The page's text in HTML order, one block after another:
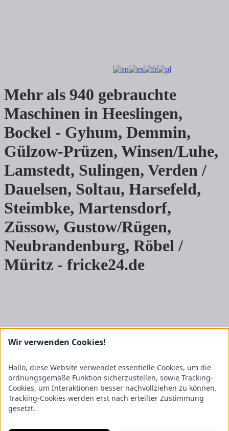
Mehr als 940 gebrauchte
Maschinen in Heeslingen,
Bockel - Gyhum, Demmin,
Gülzow-Prüzen, Winsen/Luhe,
Lamstedt, Sulingen, Verden /
Dauelsen, Soltau, Harsefeld,
Steimbke, Martensdorf,
Züssow, Gustow/Rügen,
Neubrandenburg, Röbel /
Müritz - fricke24.de
Kategorie
Wir verwenden Cookies!
Hallo, diese Website verwendet essentielle Cookies, um die
ordnungsgemäße Funktion sicherzustellen, sowie Tracking-
Cookies, um Interaktionen besser nachvollziehen zu können.
Tracking-Cookies werden erst nach erteilter Zustimmung
gesetzt.